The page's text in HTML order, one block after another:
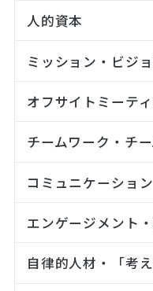
人的資本
ミッション・ビジ
オフサイトミーテ
チームワーク・チ
コミュニケーショ
エンゲージメント
自律的人材・「考